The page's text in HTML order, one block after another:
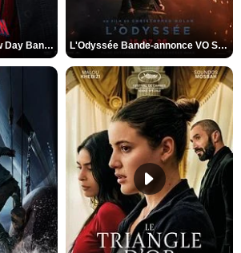
Spider-Man: Brand New Day Bande-annonce VO STFR L'Odyssée Bande-annonce VO STFR